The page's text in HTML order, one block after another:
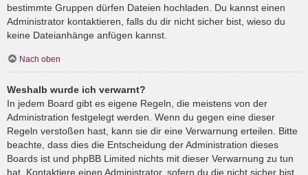
bestimmte Gruppen dürfen Dateien hochladen. Du kannst einen
Administrator kontaktieren, falls du dir nicht sicher bist, wieso du
keine Dateianhänge anfügen kannst.
Nach oben
Weshalb wurde ich verwarnt?
In jedem Board gibt es eigene Regeln, die meistens von der
Administration festgelegt werden. Wenn du gegen eine dieser
Regeln verstoßen hast, kann sie dir eine Verwarnung erteilen. Bitte
beachte, dass dies die Entscheidung der Administration dieses
Boards ist und phpBB Limited nichts mit dieser Verwarnung zu tun
hat. Kontaktiere einen Administrator, sofern du die nicht sicher bist,